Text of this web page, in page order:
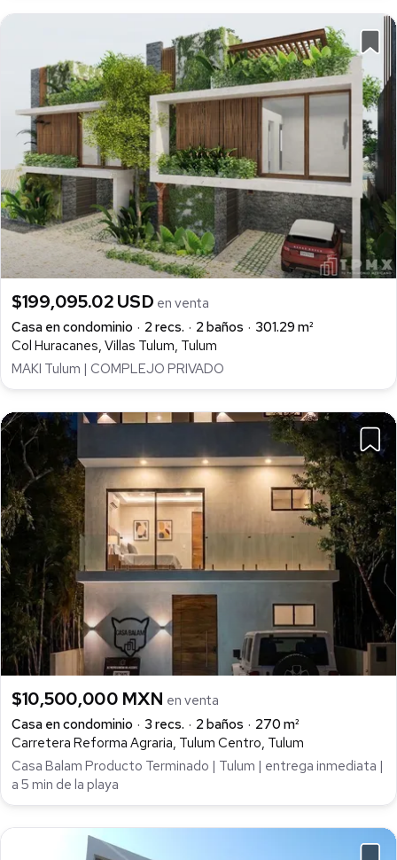
$199,095.02 USD en venta
Casa en condominio
2 recs. 2 baños
301.29 m²
Col Huracanes, Villas Tulum, Tulum
MAKI Tulum | COMPLEJO PRIVADO
$10,500,000 MXN en venta
Casa en condominio
3 recs. 2 baños
270 m²
Carretera Reforma Agraria, Tulum Centro, Tulum
Casa Balam Producto Terminado | Tulum | entrega inmediata |
a 5 min de la playa